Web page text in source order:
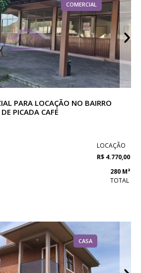
COMERCIAL
PARA LOCAÇÃO NO BAIRRO
PICADA CAFÉ
LOCAÇÃO
R$ 4.770,00
280 M²
TOTAL
CASA